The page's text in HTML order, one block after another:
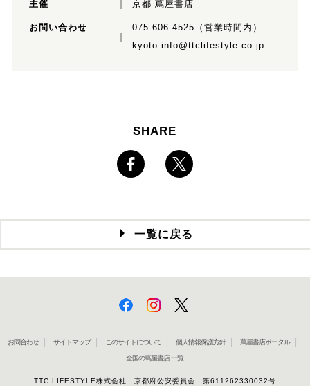
主催 京都 蔦屋書店
お問い合わせ
075-606-4525（営業時間内）
kyoto.info@ttclifestyle.co.jp
SHARE
一覧に戻る
お問合わせ サイトマップ このサイトについて 個人情報保護方針 蔦屋書店ポータル
全国の蔦屋書店 一覧
TTC LIFESTYLE株式会社 京都府公安委員会 第611262330032号